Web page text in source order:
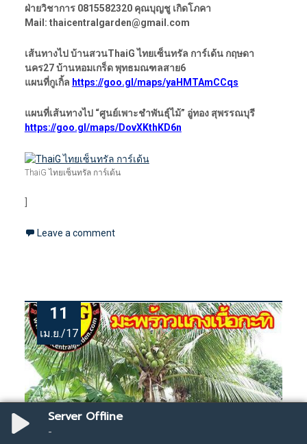
ฝ่ายวิชาการ 0815582320 คุณบุญชู เกิดโภคา
Mail: thaicentralgarden@gmail.com
เส้นทางไป บ้านสวนThaiG ไทยเซ็นทรัล การ์เด้น กฤษดา
นคร27 บ้านหอมเกร็ด พุทธมณฑลสาย6
แผนที่กูเกิ้ล https://goo.gl/maps/yaHMTAmCCqs
แผนที่เส้นทางไป “ศูนย์เพาะชำพันธุ์ไม้” อู่ทอง สุพรรณบุรี
https://goo.gl/maps/DovXKthKD6n
ThaiG ไทยเซ็นทรัล การ์เด้น
]
Leave a comment
11
เม.ย./17
Server Offline
-